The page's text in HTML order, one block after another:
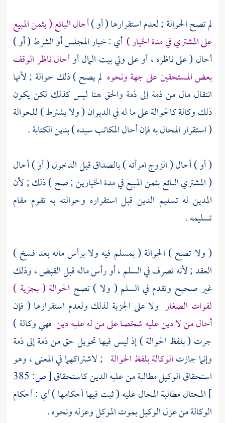
لم تصح الحوالة ; لعدم استقرارها ( أو )أحال البائع ( بثمن المبيع
على المشتري في مدة الخيار ) أي : خيار المجلس أو الشرط ( أو )
أحال ( على ناظره ، أو على ولي بيت المال أوأحال ناظر الوقف
بعض المستحقين على جهة ونحوه لم يصح ) ذلك حوالة ; لأنها
انتقال مال من ذمة إلى ذمة والحق هنا ليس كذلك لكن يكون
ذلك وكالة كالحوالة على ما له في الديوان ( ولا يشترط ) للحوالة
( استقرار المحال به فإن أحال المكاتب سيده ) بدين الكتابة .
( أو ) أحال ( الزوج امرأته ) بالصداق قبل الدخول ( أو ) أحال
( المشتري البائع بثمن المبيع في مدة الخيارين ; صح ) ذلك ; لأن
المدين له تسليم الدين قبل استقراره وحوالته به تقوم مقام
تسليمه .
( ولا تصح ) الحوالة ( بمسلم فيه ولا برأس ماله بعد فسخ )
العقد ; لأنه تصرف في السلم ، أو رأس ماله قبل القبض ، وذلك
غير صحيح وتقدم في السلم ( ولا ) تصح الحوالة ( بجزية )
لفوات الصغار ولا على الجزية لذلك ولعدم استقرارها ( فإن
أحال من لا دين عليه شخصا على من له عليه دين فهي وكالة )
جرت ( بلفظ الحوالة ) إذ ليس فيها تحويل حق من ذمة إلى ذمة
وإنما جازتالوكالة بلفظ الحوالة ; لاشتراكهما في المعنى ، وهو
استحقاق الوكيل مطالبة من عليه الدين كاستحقاق[ص: 385
]المحتال مطالبة المحال عليه ( ثبت فيها أحكامها ) أي : أحكام
الوكالة من عزل الوكيل بموت الموكل وعزله ونحوه .